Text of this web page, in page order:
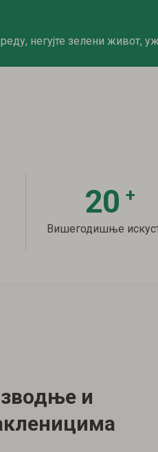
негујте зелени живот,
20 +
Вишегодишње
и